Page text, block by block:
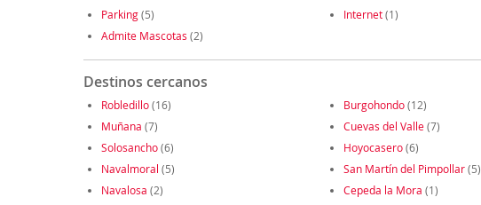
Parking(5) Internet(1)
Admite Mascotas (2)
Destinos cercanos
Robledillo(16) Burgohondo(12)
Muñana (7) Cuevas del Valle(7)
Solosancho(6) Hoyocasero(6)
Navalmoral (5) San Martín del Pimpollar(5)
Navalosa (2) Cepeda la Mora (1)